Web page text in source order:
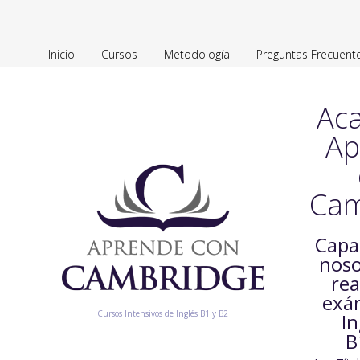
Inicio Cursos Metodología Preguntas
Cursos Intensivos de Inglés B1 y B2